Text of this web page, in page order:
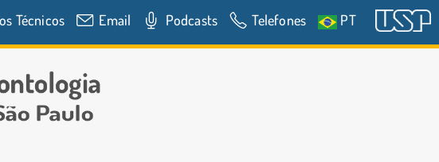
Técnicos Email Podcasts Telefones PT